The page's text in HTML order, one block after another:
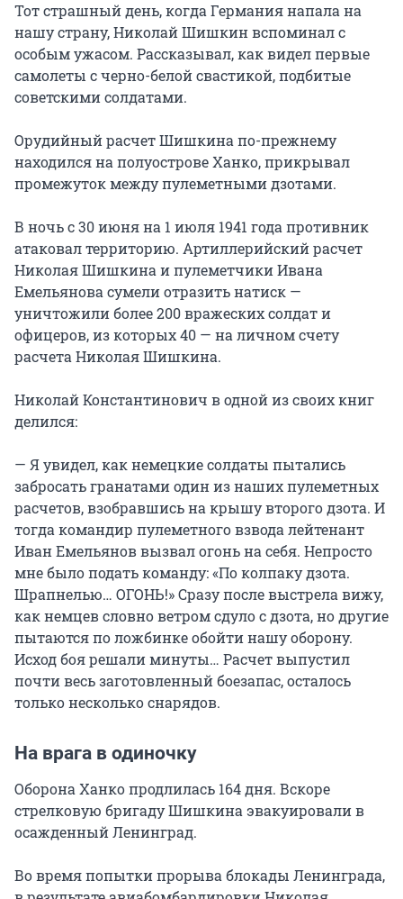
Тот страшный день, когда Германия напала на
нашу страну, Николай Шишкин вспоминал с
особым ужасом. Рассказывал, как видел первые
самолеты с черно-белой свастикой, подбитые
советскими солдатами.
Орудийный расчет Шишкина по-прежнему
находился на полуострове Ханко, прикрывал
промежуток между пулеметными дзотами.
В ночь с 30 июня на 1 июля 1941 года противник
атаковал территорию. Артиллерийский расчет
Николая Шишкина и пулеметчики Ивана
Емельянова сумели отразить натиск —
уничтожили более 200 вражеских солдат и
офицеров, из которых 40 — на личном счету
расчета Николая Шишкина.
Николай Константинович в одной из своих книг
делился:
— Я увидел, как немецкие солдаты пытались
забросать гранатами один из наших пулеметных
расчетов, взобравшись на крышу второго дзота. И
тогда командир пулеметного взвода лейтенант
Иван Емельянов вызвал огонь на себя. Непросто
мне было подать команду: «По колпаку дзота.
Шрапнелью… ОГОНЬ!» Сразу после выстрела вижу,
как немцев словно ветром сдуло с дзота, но другие
пытаются по ложбинке обойти нашу оборону.
Исход боя решали минуты… Расчет выпустил
почти весь заготовленный боезапас, осталось
только несколько снарядов.
На врага в одиночку
Оборона Ханко продлилась 164 дня. Вскоре
стрелковую бригаду Шишкина эвакуировали в
осажденный Ленинград.
Во время попытки прорыва блокады Ленинграда,